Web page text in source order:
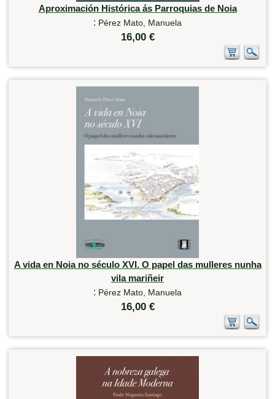
Aproximación Histórica ás Parroquias de Noia
: Pérez Mato, Manuela
16,00 €
A vida en Noia no século XVI. O papel das mulleres nunha
vila mariñeir
: Pérez Mato, Manuela
16,00 €